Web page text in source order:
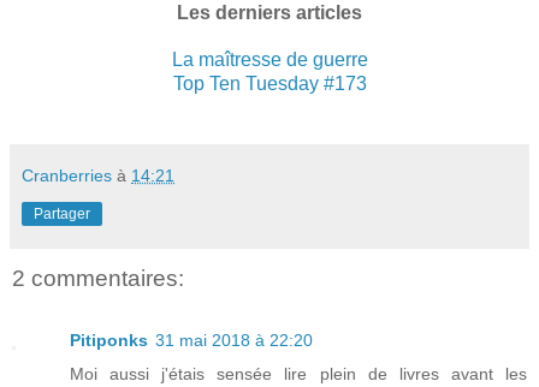
Les derniers articles
La maîtresse de guerre
Top Ten Tuesday #173
Cranberries à 14:21
Partager
2 commentaires:
Pitiponks 31 mai 2018 à 22:20
Moi aussi j'étais sensée lire plein de livres avant les